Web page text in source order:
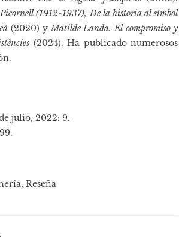
(1912-1937), De la historia al símbol
(2020) yMatilde Landa. El compromiso y
(2024). Ha publicado numerosos
julio, 2022: 9.
, Reseña